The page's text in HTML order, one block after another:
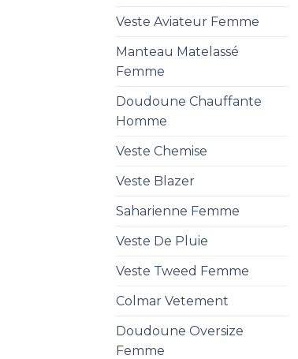
Veste Aviateur Femme
Manteau Matelassé
Femme
Doudoune Chauffante
Homme
Veste Chemise
Veste Blazer
Saharienne Femme
Veste De Pluie
Veste Tweed Femme
Colmar Vetement
Doudoune Oversize
Femme